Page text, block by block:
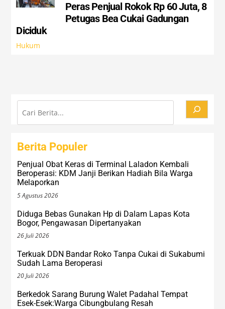
Peras Penjual Rokok Rp 60 Juta, 8
Petugas Bea Cukai Gadungan
Diciduk
Hukum
Cari
Berita Populer
Penjual Obat Keras di Terminal Laladon Kembali
Beroperasi: KDM Janji Berikan Hadiah Bila Warga
Melaporkan
5 Agustus 2026
Diduga Bebas Gunakan Hp di Dalam Lapas Kota
Bogor, Pengawasan Dipertanyakan
26 Juli 2026
Terkuak DDN Bandar Roko Tanpa Cukai di Sukabumi
Sudah Lama Beroperasi
20 Juli 2026
Berkedok Sarang Burung Walet Padahal Tempat
Esek-Esek:Warga Cibungbulang Resah